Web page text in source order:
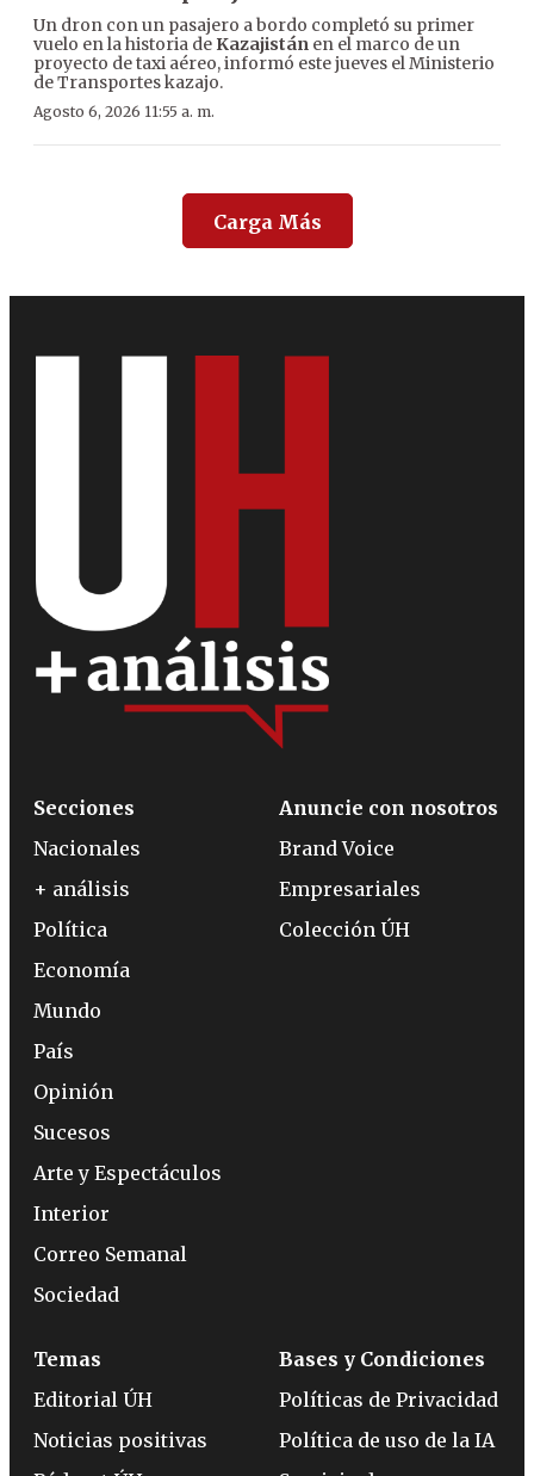
Un dron con un pasajero a bordo completó su primer
vuelo en la historia de Kazajistán en el marco de un
proyecto de taxi aéreo, informó este jueves el Ministerio
de Transportes kazajo.
Agosto 6, 2026 11:55 a. m.
Carga Más
Secciones
Nacionales
+ análisis
Política
Economía
Mundo
País
Opinión
Sucesos
Arte y Espectáculos
Interior
Correo Semanal
Sociedad
Anuncie con nosotros
Brand Voice
Empresariales
Colección ÚH
Temas
Editorial ÚH
Noticias positivas
Bases y Condiciones
Políticas de Privacidad
Política de uso de la IA